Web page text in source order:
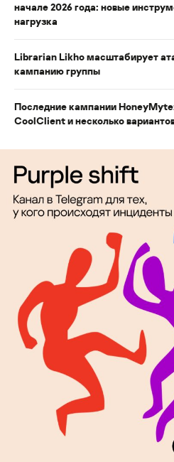
начале 2026 года: новые
нагрузка
Librarian Likho масштабирует
кампанию группы
Последние кампании
CoolClient и несколько